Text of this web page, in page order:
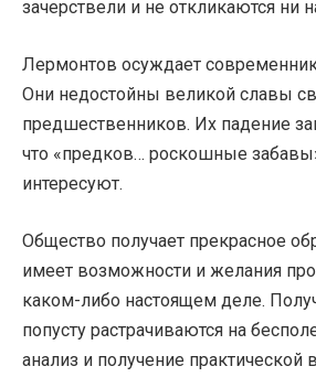
зачерствели и не откликаются ни
Лермонтов осуждает
Они недостойны великой славы
предшественников. Их падение
что «предков… роскошные
интересуют.
Общество получает прекрасное
имеет возможности и желания
каком-либо настоящем деле.
попусту растрачиваются на
анализ и получение практической